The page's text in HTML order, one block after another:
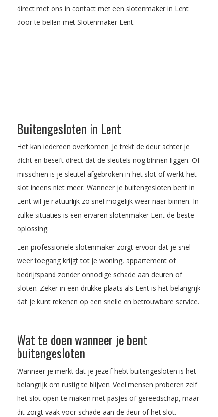
direct met ons in contact met een slotenmaker in Lent
door te bellen met Slotenmaker Lent.
Buitengesloten in Lent
Het kan iedereen overkomen. Je trekt de deur achter je
dicht en beseft direct dat de sleutels nog binnen liggen. Of
misschien is je sleutel afgebroken in het slot of werkt het
slot ineens niet meer. Wanneer je buitengesloten bent in
Lent wil je natuurlijk zo snel mogelijk weer naar binnen. In
zulke situaties is een ervaren slotenmaker Lent de beste
oplossing.
Een professionele slotenmaker zorgt ervoor dat je snel
weer toegang krijgt tot je woning, appartement of
bedrijfspand zonder onnodige schade aan deuren of
sloten. Zeker in een drukke plaats als Lent is het belangrijk
dat je kunt rekenen op een snelle en betrouwbare service.
Wat te doen wanneer je bent
buitengesloten
Wanneer je merkt dat je jezelf hebt buitengesloten is het
belangrijk om rustig te blijven. Veel mensen proberen zelf
het slot open te maken met pasjes of gereedschap, maar
dit zorgt vaak voor schade aan de deur of het slot.